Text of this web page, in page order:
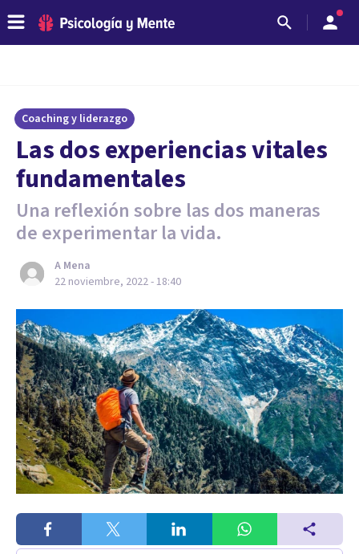
Coaching y liderazgo
Las dos experiencias vitales
fundamentales
Una reflexión sobre las dos maneras
de experimentar la vida.
A Mena
22 noviembre, 2022 - 18:40